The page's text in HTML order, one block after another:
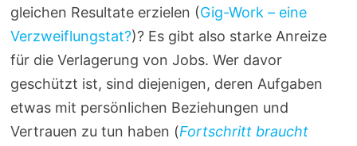
gleichen Resultate erzielen (Gig-Work – eine
Verzweiflungstat?)? Es gibt also starke Anreize
für die Verlagerung von Jobs. Wer davor
geschützt ist, sind diejenigen, deren Aufgaben
etwas mit persönlichen Beziehungen und
Vertrauen zu tun haben (Fortschritt braucht